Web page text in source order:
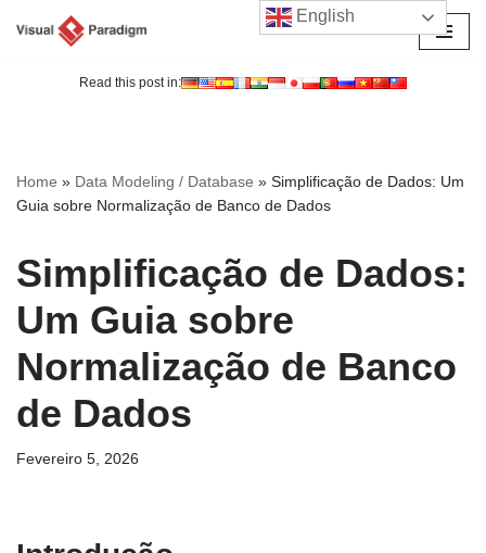
Read this post in:
Home » Data Modeling / Database » Simplificação de Dados: Um
Guia sobre Normalização de Banco de Dados
Simplificação de Dados:
Um Guia sobre
Normalização de Banco
de Dados
Fevereiro 5, 2026
English